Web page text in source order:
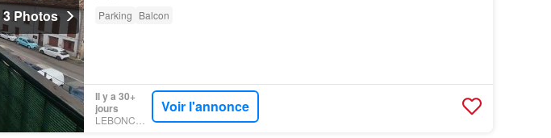
3 Photos
Parking Balcon
Il y a 30+
jours
Voir l'annonce